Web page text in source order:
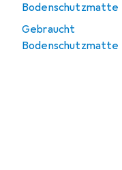
Bodenschutzmatte
Gebraucht
Bodenschutzmatte